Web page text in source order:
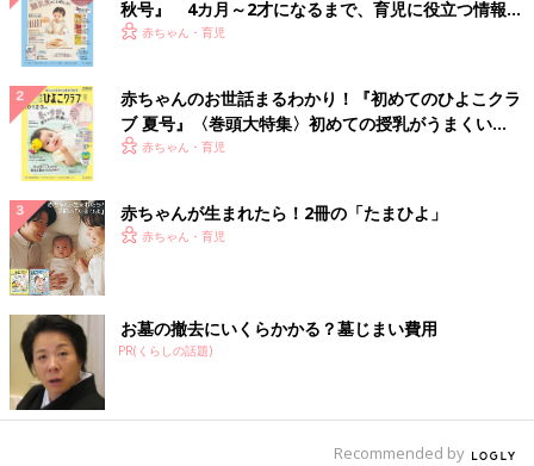
秋号』 4カ月～2才になるまで、育児に役立つ情報が
いっぱい！
赤ちゃん・育児
赤ちゃんのお世話まるわかり！『初めてのひよこクラ
ブ 夏号』〈巻頭大特集〉初めての授乳がうまくい
く！ おっぱい・ミルクの基本と夏のトラブル 解決テ
赤ちゃん・育児
赤ちゃんが生まれたら！2冊の「たまひよ」
赤ちゃん・育児
お墓の撤去にいくらかかる？墓じまい費用
PR(くらしの話題)
Recommended by